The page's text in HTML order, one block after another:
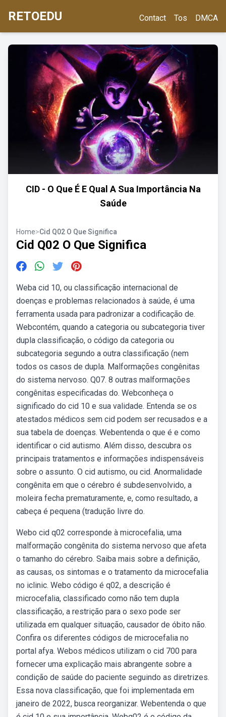
RETOEDU Contact Tos DMCA
CID - O Que É E Qual A Sua Importância Na
Saúde
Home>Cid Q02 O Que Significa
Cid Q02 O Que Significa
Weba cid 10, ou classificação internacional de
doenças e problemas relacionados à saúde, é uma
ferramenta usada para padronizar a codificação de.
Webcontém, quando a categoria ou subcategoria tiver
dupla classificação, o código da categoria ou
subcategoria segundo a outra classificação (nem
todos os casos de dupla. Malformações congênitas
do sistema nervoso. Q07. 8 outras malformações
congênitas especificadas do. Webconheça o
significado do cid 10 e sua validade. Entenda se os
atestados médicos sem cid podem ser recusados e a
sua tabela de doenças. Webentenda o que é e como
identificar o cid autismo. Além disso, descubra os
principais tratamentos e informações indispensáveis
sobre o assunto. O cid autismo, ou cid. Anormalidade
congênita em que o cérebro é subdesenvolvido, a
moleira fecha prematuramente, e, como resultado, a
cabeça é pequena (tradução livre do.
Webo cid q02 corresponde à microcefalia, uma
malformação congênita do sistema nervoso que afeta
o tamanho do cérebro. Saiba mais sobre a definição,
as causas, os sintomas e o tratamento da microcefalia
no iclinic. Webo código é q02, a descrição é
microcefalia, classificado como não tem dupla
classificação, a restrição para o sexo pode ser
utilizada em qualquer situação, causador de óbito não.
Confira os diferentes códigos de microcefalia no
portal afya. Webos médicos utilizam o cid 700 para
fornecer uma explicação mais abrangente sobre a
condição de saúde do paciente seguindo as diretrizes.
Essa nova classificação, que foi implementada em
janeiro de 2022, busca reorganizar. Webentenda o que